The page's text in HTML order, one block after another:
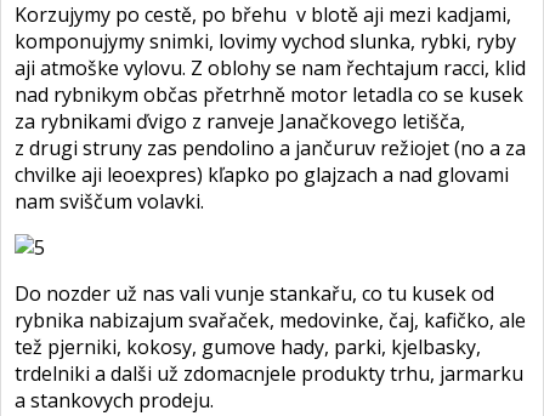
Korzujymy po cestě, po břehu v blotě aji mezi kadjami,
komponujymy snimki, lovimy vychod slunka, rybki, ryby
aji atmoške vylovu. Z oblohy se nam řechtajum racci, klid
nad rybnikym občas přetrhně motor letadla co se kusek
za rybnikami ďvigo z ranveje Janačkovego letišča,
z drugi struny zas pendolino a jančuruv režiojet (no a za
chvilke aji leoexpres) kľapko po glajzach a nad glovami
nam sviščum volavki.
Do nozder už nas vali vunje stankařu, co tu kusek od
rybnika nabizajum svařaček, medovinke, čaj, kafičko, ale
tež pjerniki, kokosy, gumove hady, parki, kjelbasky,
trdelniki a dalši už zdomacnjele produkty trhu, jarmarku
a stankovych prodeju.